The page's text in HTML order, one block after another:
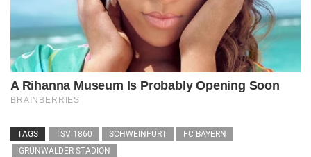
TAGS TSV 1860 SCHWEINFURT
FC BAYERN
GRÜNWALDER STADION